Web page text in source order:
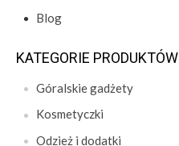
Blog
KATEGORIE PRODUKTÓW
Góralskie gadżety
Kosmetyczki
Odzież i dodatki